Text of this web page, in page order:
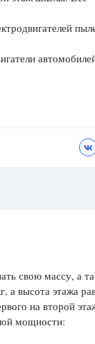
Любовь,
свою массу, а
а высота этажа
на второй
мощности: